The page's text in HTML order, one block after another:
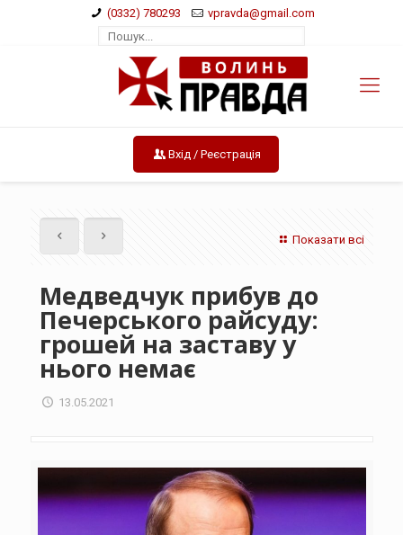
(0332) 780293 vpravda@gmail.com
Вхід / Реєстрація
Показати всі
Медведчук прибув до
Печерського райсуду:
грошей на заставу у
нього немає
13.05.2021